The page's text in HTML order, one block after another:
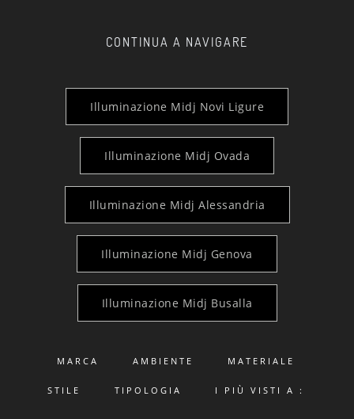
CONTINUA A NAVIGARE
Illuminazione Midj Novi Ligure
Illuminazione Midj Ovada
Illuminazione Midj Alessandria
Illuminazione Midj Genova
Illuminazione Midj Busalla
MARCA AMBIENTE MATERIALE
STILE TIPOLOGIA I PIÙ VISTI A :